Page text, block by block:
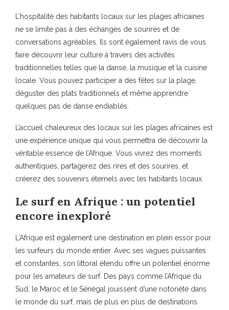
L’hospitalité des habitants locaux sur les plages africaines
ne se limite pas à des échanges de sourires et de
conversations agréables. Ils sont également ravis de vous
faire découvrir leur culture à travers des activités
traditionnelles telles que la danse, la musique et la cuisine
locale. Vous pouvez participer à des fêtes sur la plage,
déguster des plats traditionnels et même apprendre
quelques pas de danse endiablés.
L’accueil chaleureux des locaux sur les plages africaines est
une expérience unique qui vous permettra de découvrir la
véritable essence de l’Afrique. Vous vivrez des moments
authentiques, partagerez des rires et des sourires, et
créerez des souvenirs éternels avec les habitants locaux.
Le surf en Afrique : un potentiel
encore inexploré
L’Afrique est également une destination en plein essor pour
les surfeurs du monde entier. Avec ses vagues puissantes
et constantes, son littoral étendu offre un potentiel énorme
pour les amateurs de surf. Des pays comme l’Afrique du
Sud, le Maroc et le Sénégal jouissent d’une notoriété dans
le monde du surf, mais de plus en plus de destinations